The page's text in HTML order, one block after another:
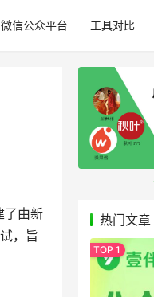
微信公众平台 工具对比
了由新
，旨
热门文章